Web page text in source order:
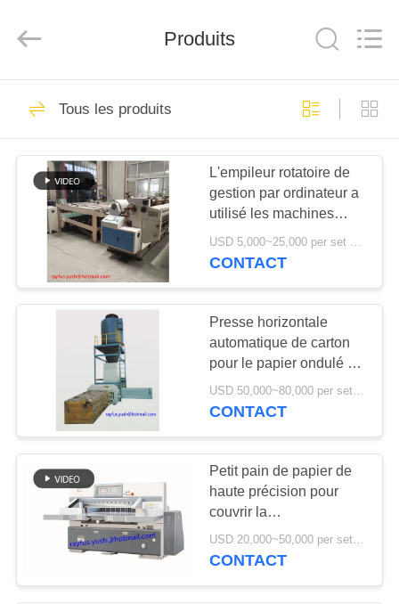
MAISON
PRODUITS
SUJET
NOUS
D'USINE
CONTRÔLE
DE
QUALITÉ
CONTACTEZ-
NOUS
CARTON
MACHINE
Rights
Machine de
fabrication de boîte
de carton
machine ondulée de
fabrication de
cartons de carton
10
Machine piquante
de boîte de carton
13
Produits
Tous les produits
L'empileur rotatoire de
gestion par ordinateur a
utilisé les machines
ondulées
USD 5,000~25,000 per set MOQ:1 ensemble
CONTACT
Presse horizontale
automatique de carton
pour le papier ondulé de
boîte de rebut de carton
USD 50,000~80,000 per set MOQ:1 ensemble
CONTACT
Petit pain de papier de
haute précision pour
couvrir la
découpeuse/coupeur de
papier résistant de
USD 20,000~50,000 per set MOQ:1 ensemble
CONTACT